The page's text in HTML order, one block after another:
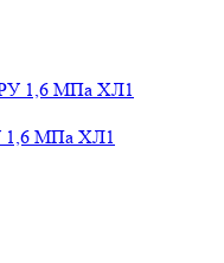
1,6 МПа ХЛ1